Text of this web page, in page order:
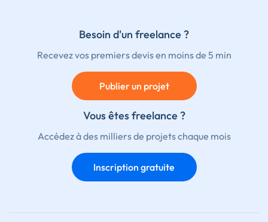
Besoin d'un freelance ?
Recevez vos premiers devis en moins de 5 min
Publier un projet
Vous êtes freelance ?
Accédez à des milliers de projets chaque mois
Inscription gratuite